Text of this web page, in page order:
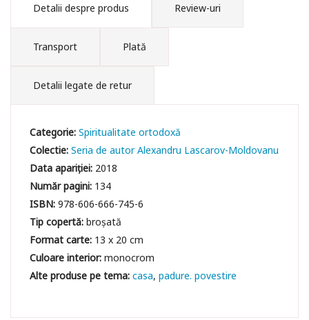
Detalii despre produs Review-uri
Transport Plată
Detalii legate de retur
Categorie:Spiritualitate ortodoxă
Colectie:Seria de autor Alexandru Lascarov-Moldovanu
Data apariției: 2018
Număr pagini: 134
ISBN:978-606-666-745-6
Tip copertă:broșată
Format carte: 13 x 20 cm
Culoare interior:monocrom
casa padure. povestire